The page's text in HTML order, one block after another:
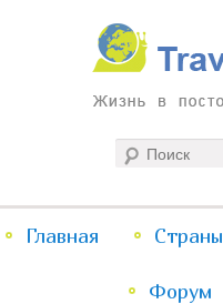
Traveliving
Жизнь в постоянном путешествии
менюГлавная Страны
Форум